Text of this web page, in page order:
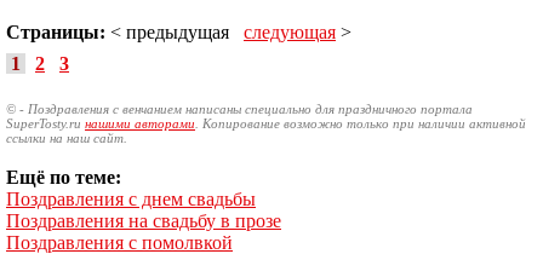
Страницы: < предыдущая следующая >
1
2 3
© - Поздравления с венчанием написаны специально для праздничного портала
SuperTosty.ru нашими авторами . Копирование возможно только при наличии активной
ссылки на наш сайт.
Ещё по теме:
Поздравления с днем свадьбы
Поздравления на свадьбу в прозе
Поздравления с помолвкой